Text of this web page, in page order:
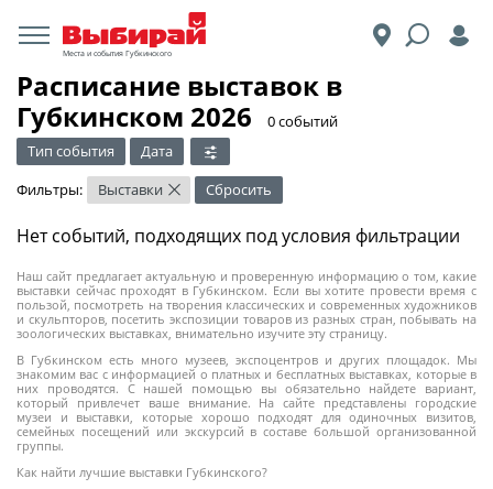
Места и события Губкинского
Расписание выставок в
Губкинском 2026
​0 событий
Тип события
Дата
Фильтры:
Выставки × Сбросить
Наш сайт предлагает актуальную и проверенную информацию о том, какие
выставки сейчас проходят в Губкинском. Если вы хотите провести время с
пользой, посмотреть на творения классических и современных художников
и скульпторов, посетить экспозиции товаров из разных стран, побывать на
зоологических выставках, внимательно изучите эту страницу.
В Губкинском есть много музеев, экспоцентров и других площадок. Мы
знакомим вас с информацией о платных и бесплатных выставках, которые в
них проводятся. С нашей помощью вы обязательно найдете вариант,
который привлечет ваше внимание. На сайте представлены городские
музеи и выставки, которые хорошо подходят для одиночных визитов,
семейных посещений или экскурсий в составе большой организованной
группы.
Как найти лучшие выставки Губкинского?
Нет событий, подходящих под условия фильтрации